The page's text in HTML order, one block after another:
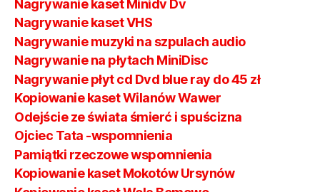
Nagrywanie kaset Minidv Dv
Nagrywanie kaset VHS
Nagrywanie muzyki na szpulach audio
Nagrywanie na płytach MiniDisc
Nagrywanie płyt cd Dvd blue ray do 45 zł
Kopiowanie kaset Wilanów Wawer
Odejście ze świata śmierć i spuścizna
Ojciec Tata -wspomnienia
Pamiątki rzeczowe wspomnienia
Kopiowanie kaset Mokotów Ursynów